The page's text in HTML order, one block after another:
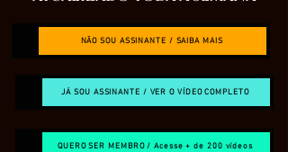
NÃO SOU ASSINANTE / SAIBA MAIS
JÁ SOU ASSINANTE / VER O VÍDEO COMPLETO
QUERO SER MEMBRO / Acesse + de 200 vídeos